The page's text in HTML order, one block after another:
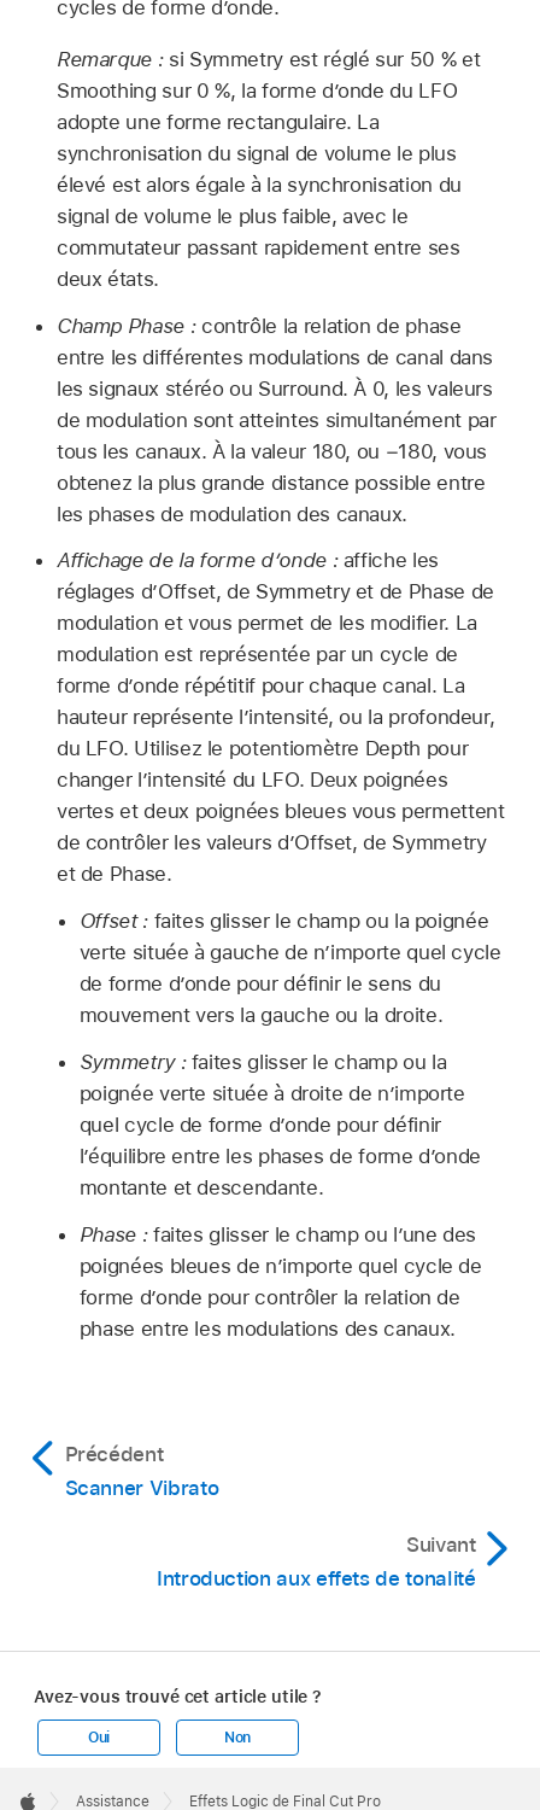
cycles de forme d’onde.
Remarque : si Symmetry est réglé sur 50 % et
Smoothing sur 0 %, la forme d’onde du LFO
adopte une forme rectangulaire. La
synchronisation du signal de volume le plus
élevé est alors égale à la synchronisation du
signal de volume le plus faible, avec le
commutateur passant rapidement entre ses
deux états.
Champ Phase : contrôle la relation de phase
entre les différentes modulations de canal dans
les signaux stéréo ou Surround. À 0, les valeurs
de modulation sont atteintes simultanément par
tous les canaux. À la valeur 180, ou −180, vous
obtenez la plus grande distance possible entre
les phases de modulation des canaux.
Affichage de la forme d’onde : affiche les
réglages d’Offset, de Symmetry et de Phase de
modulation et vous permet de les modifier. La
modulation est représentée par un cycle de
forme d’onde répétitif pour chaque canal. La
hauteur représente l’intensité, ou la profondeur,
du LFO. Utilisez le potentiomètre Depth pour
changer l’intensité du LFO. Deux poignées
vertes et deux poignées bleues vous permettent
de contrôler les valeurs d’Offset, de Symmetry
et de Phase.
Offset : faites glisser le champ ou la poignée
verte située à gauche de n’importe quel cycle
de forme d’onde pour définir le sens du
mouvement vers la gauche ou la droite.
Symmetry : faites glisser le champ ou la
poignée verte située à droite de n’importe
quel cycle de forme d’onde pour définir
l’équilibre entre les phases de forme d’onde
montante et descendante.
Phase : faites glisser le champ ou l’une des
poignées bleues de n’importe quel cycle de
forme d’onde pour contrôler la relation de
phase entre les modulations des canaux.
Précédent
Scanner Vibrato
Suivant
Introduction aux effets de tonalité
Avez-vous trouvé cet article utile ?
Oui Non
Footer
 Assistance Effets Logic de Final Cut Pro